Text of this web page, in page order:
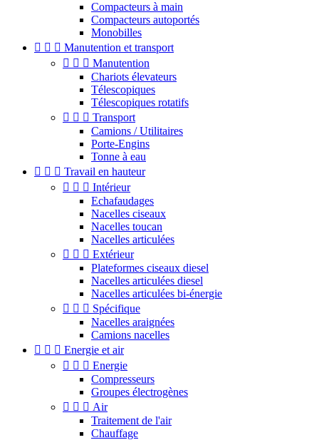
Compacteurs à main
Compacteurs autoportés
Monobilles
   Manutention et transport
   Manutention
Chariots élevateurs
Télescopiques
Télescopiques rotatifs
   Transport
Camions / Utilitaires
Porte-Engins
Tonne à eau
   Travail en hauteur
   Intérieur
Echafaudages
Nacelles ciseaux
Nacelles toucan
Nacelles articulées
   Extérieur
Plateformes ciseaux diesel
Nacelles articulées diesel
Nacelles articulées bi-énergie
   Spécifique
Nacelles araignées
Camions nacelles
   Energie et air
   Energie
Compresseurs
Groupes électrogènes
   Air
Traitement de l'air
Chauffage